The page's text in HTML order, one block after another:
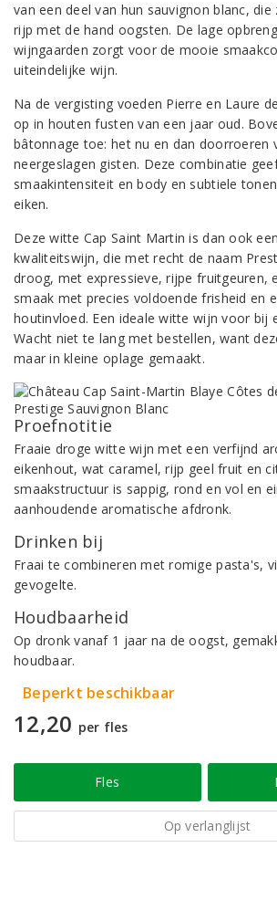
van een deel van hun sauvignon blanc,
rijp met de hand oogsten. De lage
wijngaarden zorgt voor de mooie
uiteindelijke wijn.
Na de vergisting voeden Pierre en Laure
op in houten fusten van een jaar oud.
bâtonnage toe: het nu en dan doorroeren
neergeslagen gisten. Deze combinatie
smaakintensiteit en body en subtiele
eiken.
Deze witte Cap Saint Martin is dan ook
kwaliteitswijn, die met recht de naam
droog, met expressieve, rijpe fruitgeuren,
smaak met precies voldoende frisheid en
houtinvloed. Een ideale witte wijn voor bij
Wacht niet te lang met bestellen, want
maar in kleine oplage gemaakt.
Proefnotitie
Fraaie droge witte wijn met een verfijnd
eikenhout, wat caramel, rijp geel fruit en
smaakstructuur is sappig, rond en vol en
aanhoudende aromatische afdronk.
Drinken bij
Fraai te combineren met romige pasta's,
gevogelte.
Houdbaarheid
Op dronk vanaf 1 jaar na de oogst,
houdbaar.
Beperkt beschikbaar
12,20 per fles
Fles
Op verlanglijst